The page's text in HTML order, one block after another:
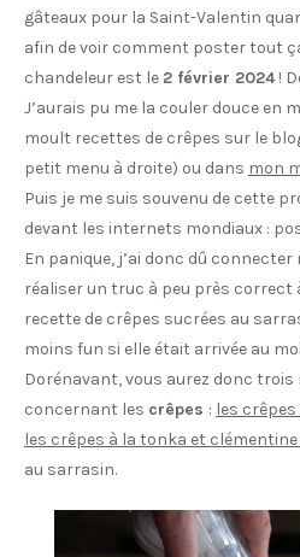
gâteaux pour la Saint-Valentin
afin de voir comment poster tout
chandeleur est le 2 février 2024!
J’aurais pu me la couler douce en
moult recettes de crêpes sur le
petit menu à droite) ou dans mon
Puis je me suis souvenu de cette
devant les internets mondiaux :
En panique, j’ai donc dû
réaliser un truc à peu près correct
recette de crêpes sucrées au
moins fun si elle était arrivée au
Dorénavant, vous aurez donc trois
concernant les crêpes : les
les crêpes à la tonka et
au sarrasin.